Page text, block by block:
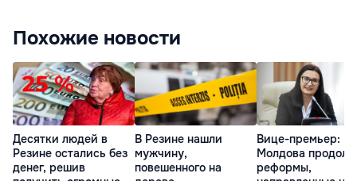
Похожие новости
Десятки людей в
Резине остались без
денег, решив
В Резине нашли
мужчину,
повешенного на
Вице-премьер:
Молдова
реформы,